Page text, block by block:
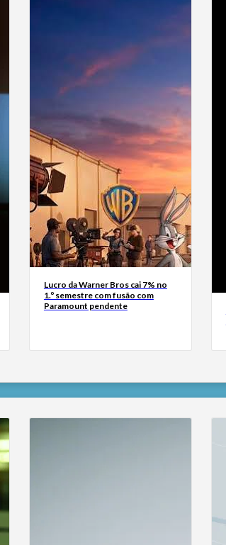
Lucro da Warner Bros cai 7% no
1.º semestre com fusão com
Paramount pendente